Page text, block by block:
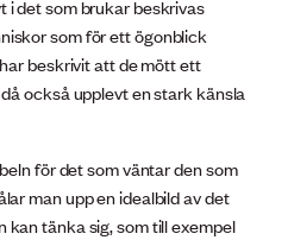
i det som brukar beskrivas
som för ett ögonblick
beskrivit att de mött ett
också upplevt en stark känsla
för det som väntar den som
man upp en idealbild av det
tänka sig, som till exempel